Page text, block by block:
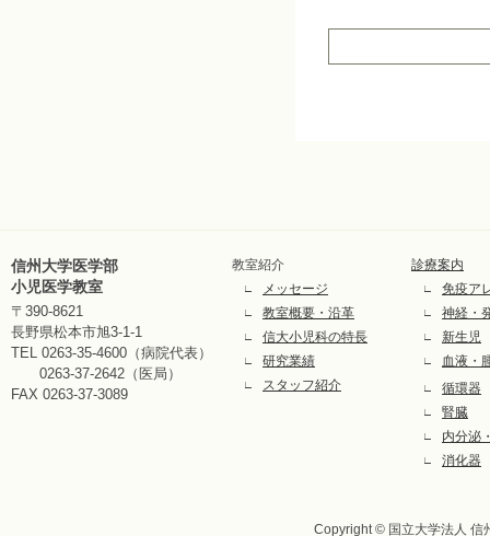
信州大学医学部
小児医学教室
〒390-8621
長野県松本市旭3-1-1
TEL 0263-35-4600（病院代表）
0263-37-2642（医局）
FAX 0263-37-3089
教室紹介
∟ メッセージ
∟ 教室概要・沿革
∟ 信大小児科の特長
∟ 研究業績
∟ スタッフ紹介
診療案内
∟ 免疫ア
∟ 神経・
∟ 新生児
∟ 血液・
∟ 循環器
∟ 腎臓
∟ 内分泌
∟ 消化器
Copyright © 国立大学法人 信